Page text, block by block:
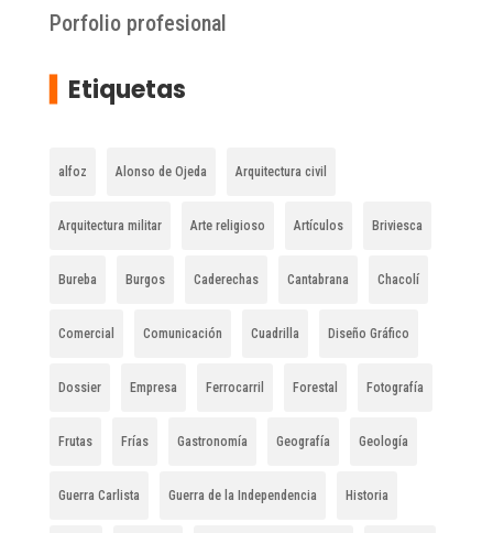
Porfolio profesional
Etiquetas
alfoz Alonso de Ojeda Arquitectura civil
Arquitectura militar Arte religioso Artículos Briviesca
Bureba Burgos Caderechas Cantabrana Chacolí
Comercial Comunicación Cuadrilla Diseño Gráfico
Dossier Empresa Ferrocarril Forestal Fotografía
Frutas Frías Gastronomía Geografía Geología
Guerra Carlista Guerra de la Independencia Historia